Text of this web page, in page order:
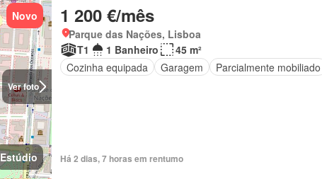
Ver foto
Novo
Estúdio
1 200 €/mês
Parque das Nações, Lisboa
T1
1 Banheiro
45 m²
Cozinha equipada
Garagem Parcialmente mobiliado
Há 2 dias, 7 horas em rentumo